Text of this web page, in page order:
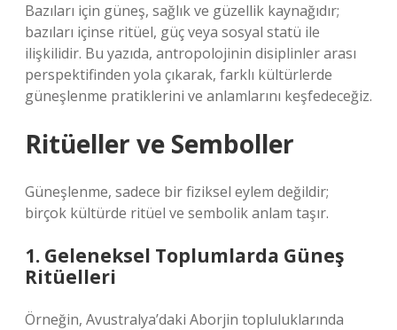
Bazıları için güneş, sağlık ve güzellik kaynağıdır;
bazıları içinse ritüel, güç veya sosyal statü ile
ilişkilidir. Bu yazıda, antropolojinin disiplinler arası
perspektifinden yola çıkarak, farklı kültürlerde
güneşlenme pratiklerini ve anlamlarını keşfedeceğiz.
Ritüeller ve Semboller
Güneşlenme, sadece bir fiziksel eylem değildir;
birçok kültürde ritüel ve sembolik anlam taşır.
1. Geleneksel Toplumlarda Güneş
Ritüelleri
Örneğin, Avustralya’daki Aborjin topluluklarında